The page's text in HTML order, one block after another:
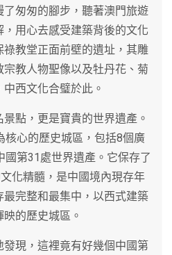
匆匆的腳步，聽著澳門旅遊
用心去感受建築背後的文化
教堂正面前壁的遺址，其雕
教人物聖像以及牡丹花、菊
西文化合璧於此。
點，更是寶貴的世界遺產。
核心的歷史城區，包括8個廣
第31處世界遺產。它保存了
化精髓，是中國境內現存年
完整和最集中，以西式建築
的歷史城區。
現，這裡竟有好幾個中國第